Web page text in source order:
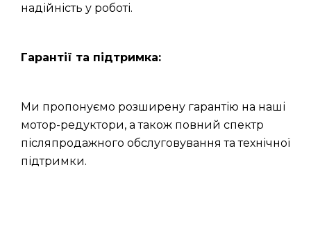
надійність у роботі.
Гарантії та підтримка:
Ми пропонуємо розширену гарантію на наші
мотор-редуктори, а також повний спектр
післяпродажного обслуговування та технічної
підтримки.